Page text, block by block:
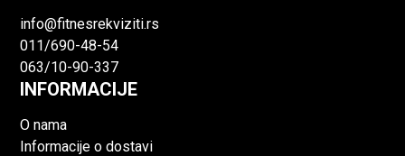
info@fitnesrekviziti.rs
011/690-48-54
063/10-90-337
INFORMACIJE
O nama
Informacije o dostavi